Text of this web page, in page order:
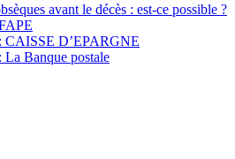
avant le décès : est-ce possible ?
CAISSE D’EPARGNE
La Banque postale